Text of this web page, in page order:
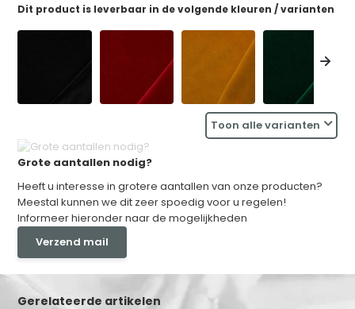
Dit product is leverbaar in de volgende kleuren / varianten
Toon alle varianten
Grote aantallen nodig?
Heeft u interesse in grotere aantallen van onze producten?
Meestal kunnen we dit zeer spoedig voor u regelen!
Informeer hieronder naar de mogelijkheden
Verzend mail
Gerelateerde artikelen